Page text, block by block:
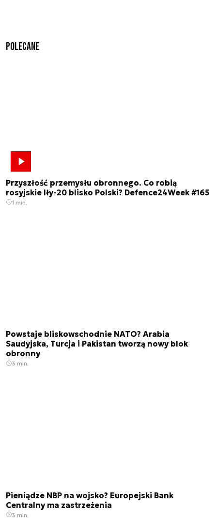
Polecane
Przyszłość przemysłu obronnego. Co robią
rosyjskie Iły-20 blisko Polski? Defence24Week #165
1 min.
Powstaje bliskowschodnie NATO? Arabia
Saudyjska, Turcja i Pakistan tworzą nowy blok
obronny
3 min.
Pieniądze NBP na wojsko? Europejski Bank
Centralny ma zastrzeżenia
3 min.